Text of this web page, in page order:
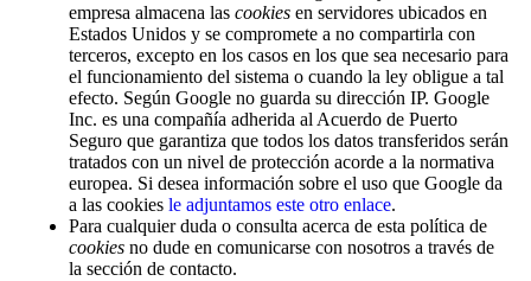
empresa almacena las cookies en servidores ubicados en
Estados Unidos y se compromete a no compartirla con
terceros, excepto en los casos en los que sea necesario para
el funcionamiento del sistema o cuando la ley obligue a tal
efecto. Según Google no guarda su dirección IP. Google
Inc. es una compañía adherida al Acuerdo de Puerto
Seguro que garantiza que todos los datos transferidos serán
tratados con un nivel de protección acorde a la normativa
europea. Si desea información sobre el uso que Google da
a las cookies le adjuntamos este otro enlace.
Para cualquier duda o consulta acerca de esta política de
cookies no dude en comunicarse con nosotros a través de
la sección de contacto.